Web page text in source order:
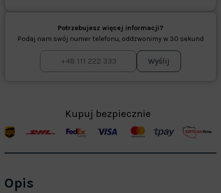
Potrzebujesz więcej informacji?
Podaj nam swój numer telefonu, oddzwonimy w 30 sekund
Wyślij
Kupuj bezpiecznie
Opis